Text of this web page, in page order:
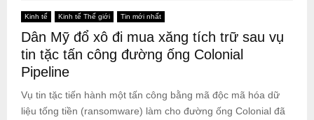
Kinh tế Kinh tế Thế giới Tin mới nhất
Dân Mỹ đổ xô đi mua xăng tích trữ sau vụ
tin tặc tấn công đường ống Colonial
Pipeline
Vụ tin tặc tiến hành một tấn công bằng mã độc mã hóa dữ
liệu tống tiền (ransomware) làm cho đường ống Colonial đã